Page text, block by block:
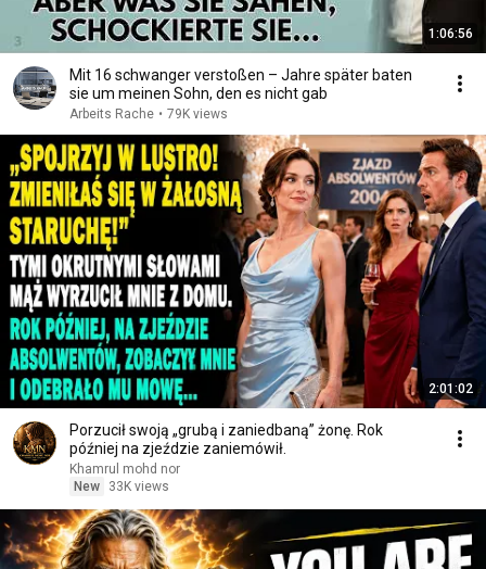
1:06:56
Mit 16 schwanger verstoßen – Jahre später baten
sie um meinen Sohn, den es nicht gab
Arbeits Rache • 79K views
2:01:02
Porzucił swoją „grubą i zaniedbaną” żonę. Rok
później na zjeździe zaniemówił.
Khamrul mohd nor
New
33K views